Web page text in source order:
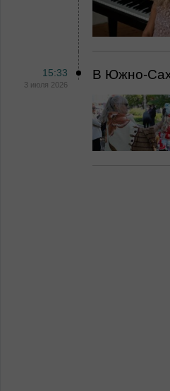
15:33
3 июля 2026
В Южно-